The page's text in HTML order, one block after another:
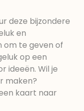
deze bijzondere
en
om te geven of
op een
ideeën. Wil je
maken?
kaart naar